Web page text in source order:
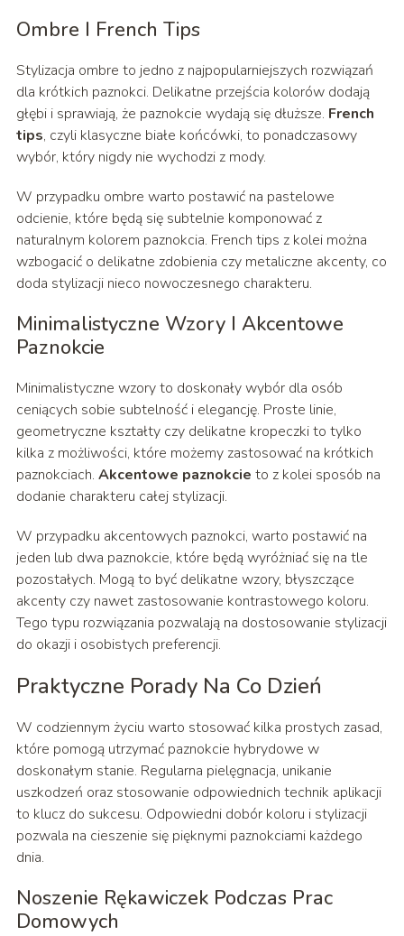
Ombre I French Tips
Stylizacja ombre to jedno z najpopularniejszych rozwiązań
dla krótkich paznokci. Delikatne przejścia kolorów dodają
głębi i sprawiają, że paznokcie wydają się dłuższe. French
tips, czyli klasyczne białe końcówki, to ponadczasowy
wybór, który nigdy nie wychodzi z mody.
W przypadku ombre warto postawić na pastelowe
odcienie, które będą się subtelnie komponować z
naturalnym kolorem paznokcia. French tips z kolei można
wzbogacić o delikatne zdobienia czy metaliczne akcenty, co
doda stylizacji nieco nowoczesnego charakteru.
Minimalistyczne Wzory I Akcentowe
Paznokcie
Minimalistyczne wzory to doskonały wybór dla osób
ceniących sobie subtelność i elegancję. Proste linie,
geometryczne kształty czy delikatne kropeczki to tylko
kilka z możliwości, które możemy zastosować na krótkich
paznokciach. Akcentowe paznokcie to z kolei sposób na
dodanie charakteru całej stylizacji.
W przypadku akcentowych paznokci, warto postawić na
jeden lub dwa paznokcie, które będą wyróżniać się na tle
pozostałych. Mogą to być delikatne wzory, błyszczące
akcenty czy nawet zastosowanie kontrastowego koloru.
Tego typu rozwiązania pozwalają na dostosowanie stylizacji
do okazji i osobistych preferencji.
Praktyczne Porady Na Co Dzień
W codziennym życiu warto stosować kilka prostych zasad,
które pomogą utrzymać paznokcie hybrydowe w
doskonałym stanie. Regularna pielęgnacja, unikanie
uszkodzeń oraz stosowanie odpowiednich technik aplikacji
to klucz do sukcesu. Odpowiedni dobór koloru i stylizacji
pozwala na cieszenie się pięknymi paznokciami każdego
dnia.
Noszenie Rękawiczek Podczas Prac
Domowych